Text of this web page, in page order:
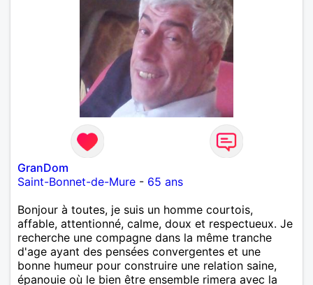
GranDom
Saint-Bonnet-de-Mure - 65 ans
Bonjour à toutes, je suis un homme courtois,
affable, attentionné, calme, doux et respectueux. Je
recherche une compagne dans la même tranche
d'age ayant des pensées convergentes et une
bonne humeur pour construire une relation saine,
épanouie où le bien être ensemble rimera avec la